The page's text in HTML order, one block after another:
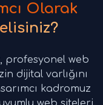
Olarak
profesyonel web
dijital varlığını
kadromuz